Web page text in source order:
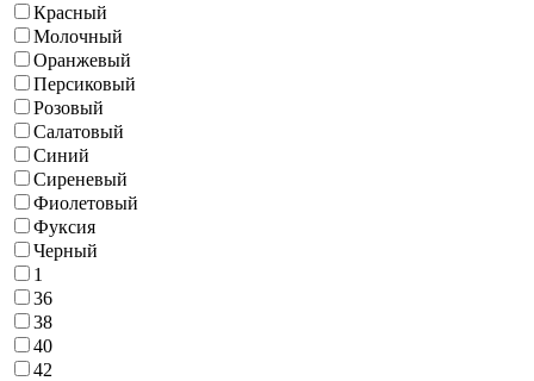
Красный
Молочный
Оранжевый
Персиковый
Розовый
Салатовый
Синий
Сиреневый
Фиолетовый
Фуксия
Черный
1
36
38
40
42